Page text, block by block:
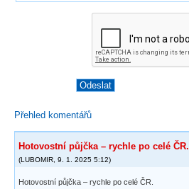
Přehled komentářů
Hotovostní půjčka – rychle po celé ČR.
(LUBOMIR 9. 1. 2025 5:12)
Hotovostní půjčka – rychle po celé ČR.